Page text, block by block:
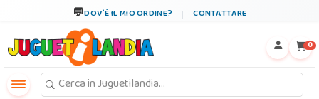
DOV´È IL MIO ORDINE? CONTATTARE
0